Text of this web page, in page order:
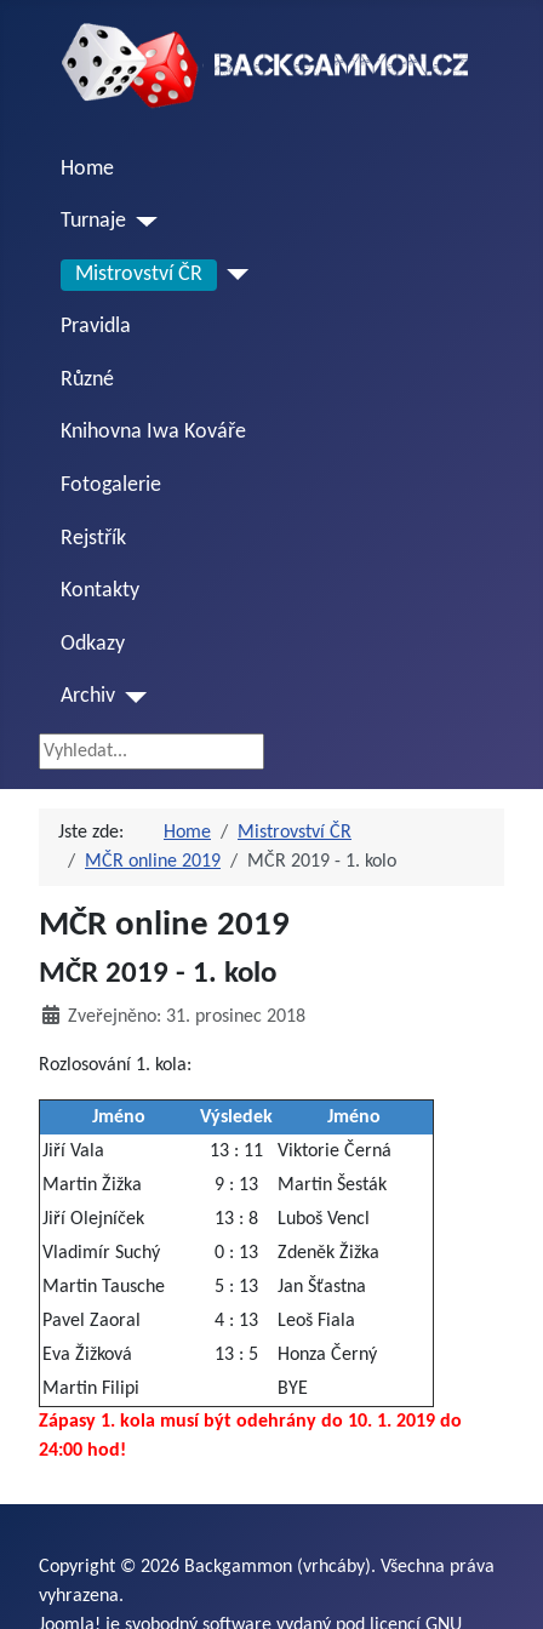
Home
Turnaje
Mistrovství ČR
Pravidla
Různé
Knihovna Iwa Kováře
Fotogalerie
Rejstřík
Kontakty
Odkazy
Archiv
Vyhledávání...
Jste zde: Home
Mistrovství ČR
MČR online 2019
MČR 2019 - 1. kolo
MČR online 2019
MČR 2019 - 1. kolo
Zveřejněno: 31. prosinec 2018
Rozlosování 1. kola:
Jméno Výsledek
Jméno
Jiří Vala
13 : 11
Viktorie Černá
Martin Žižka
9 : 13
Martin Šesták
Jiří Olejníček
13 : 8
Luboš Vencl
Vladimír Suchý
0 : 13
Zdeněk Žižka
Martin Tausche
5 : 13
Jan Šťastna
Pavel Zaoral
4 : 13
Leoš Fiala
Eva Žižková
13 : 5
Honza Černý
Martin Filipi
BYE
Zápasy 1. kola musí být odehrány do 10. 1. 2019 do
24:00 hod!
Copyright © 2026 Backgammon (vrhcáby). Všechna práva
vyhrazena.